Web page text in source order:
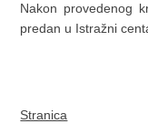
Nakon provedenog
predan u Istražni
Stranica